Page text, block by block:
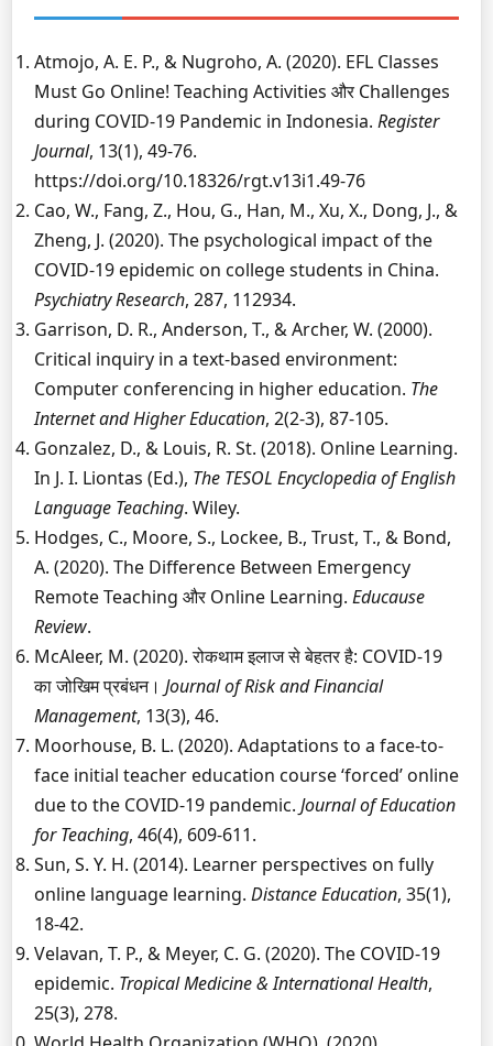
Atmojo, A. E. P., & Nugroho, A. (2020). EFL Classes
Must Go Online! Teaching Activities और Challenges
during COVID-19 Pandemic in Indonesia. Register
Journal, 13(1), 49-76.
https://doi.org/10.18326/rgt.v13i1.49-76
Cao, W., Fang, Z., Hou, G., Han, M., Xu, X., Dong, J., &
Zheng, J. (2020). The psychological impact of the
COVID-19 epidemic on college students in China.
Psychiatry Research, 287, 112934.
Garrison, D. R., Anderson, T., & Archer, W. (2000).
Critical inquiry in a text-based environment:
Computer conferencing in higher education. The
Internet and Higher Education, 2(2-3), 87-105.
Gonzalez, D., & Louis, R. St. (2018). Online Learning.
In J. I. Liontas (Ed.), The TESOL Encyclopedia of English
Language Teaching. Wiley.
Hodges, C., Moore, S., Lockee, B., Trust, T., & Bond,
A. (2020). The Difference Between Emergency
Remote Teaching और Online Learning. Educause
Review.
McAleer, M. (2020). रोकथाम इलाज से बेहतर है: COVID-19
का जोखिम प्रबंधन। Journal of Risk and Financial
Management, 13(3), 46.
Moorhouse, B. L. (2020). Adaptations to a face-to-
face initial teacher education course ‘forced’ online
due to the COVID-19 pandemic. Journal of Education
for Teaching, 46(4), 609-611.
Sun, S. Y. H. (2014). Learner perspectives on fully
online language learning. Distance Education, 35(1),
18-42.
Velavan, T. P., & Meyer, C. G. (2020). The COVID-19
epidemic. Tropical Medicine & International Health,
25(3), 278.